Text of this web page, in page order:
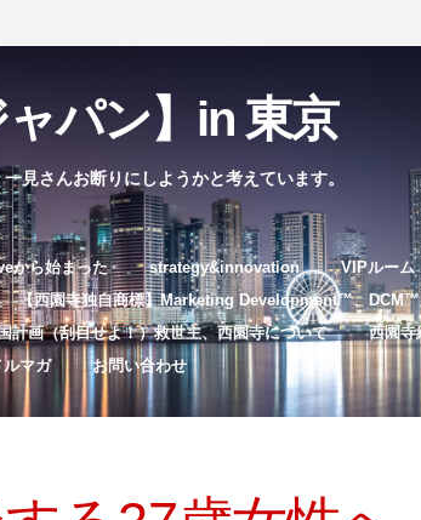
パン】in 東京
見さんお断りにしようかと考えています。
から始まった strategy&innovation VIPルーム
【西園寺独自商標】Marketing Development™️、
計画（刮目せよ！）救世主、西園寺について
西園寺
ルマガ お問い合わせ